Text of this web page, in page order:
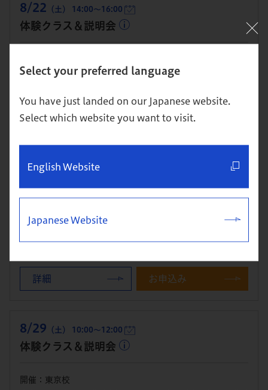
Select your preferred language
You have just landed on our Japanese website.
Select which website you want to visit.
English Website
Japanese Website
8/22 （土） 14:00～16:00
体験クラス＆説明会
本科（MBA）への進学を検討している方・進学を視野に単科
詳細 お申込み
8/27（木） 19:00～21:00
体験クラス＆説明会
開催：東京校
詳細 お申込み
8/29 （土） 10:00～12:00
体験クラス＆説明会
開催：東京校